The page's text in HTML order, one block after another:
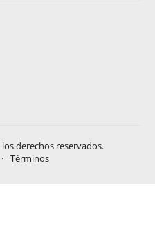
los derechos reservados.
· Términos